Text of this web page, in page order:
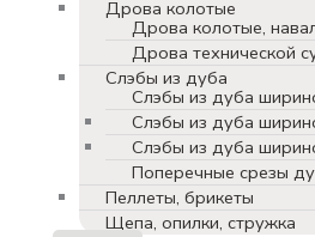
Дрова колотые
Дрова колотые,
Дрова технической
Слэбы из дуба
Слэбы из дуба
Слэбы из дуба
Слэбы из дуба
Поперечные срезы
Пеллеты, брикеты
Щепа, опилки, стружка